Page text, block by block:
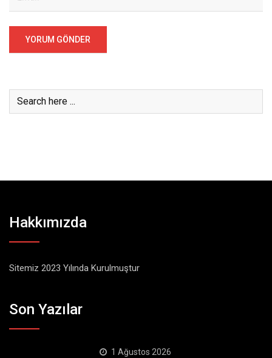
Hakkımızda
Sitemiz 2023 Yılında Kurulmuştur
Son Yazılar
1 Ağustos 2026